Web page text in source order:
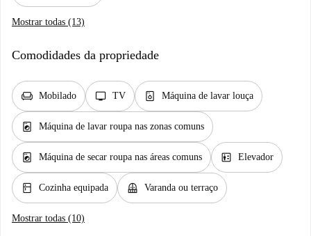
Mostrar todas (13)
Comodidades da propriedade
chair Mobilado tv TV dishwasher_gen Máquina de lavar louça
local_laundry_service Máquina de lavar roupa nas zonas comuns
local_laundry_service Máquina de secar roupa nas áreas comuns elevator Elevador
kitchen Cozinha equipada balcony Varanda ou terraço
Mostrar todas (10)